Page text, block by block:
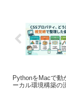
PythonをMacで動
ーカル環境構築の